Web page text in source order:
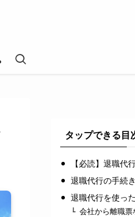
タップできる目
【必読】退職代
退職代行の手続
退職代行を使っ
会社から離職票